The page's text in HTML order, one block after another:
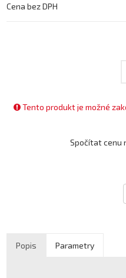
Cena bez DPH
Tento produkt je možné
Spočítat cenu
Popis Parametry